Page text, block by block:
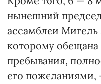
нынешний
ассамблеи
которому
пребывания,
его пожеланиями,